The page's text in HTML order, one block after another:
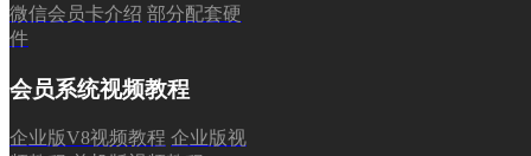
微信会员卡介绍 部分配套硬
件
会员系统视频教程
企业版V8视频教程 企业版视